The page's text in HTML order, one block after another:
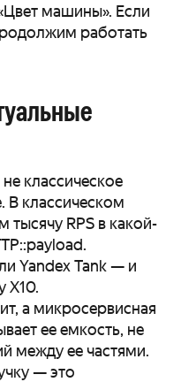
машины». Если
работать
классическое
В классическом
RPS в какой-
Yandex Tank — и
X10.
а микросервисная
ее емкость, не
между ее частями.
— это